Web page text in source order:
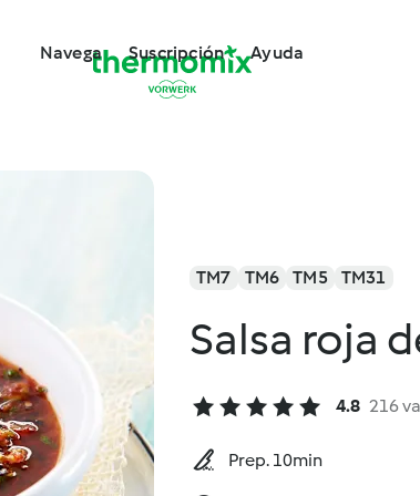
Navega Suscripción Ayuda
TM7 TM6 TM5 TM31
Salsa roja
4.8 216
Prep. 10min